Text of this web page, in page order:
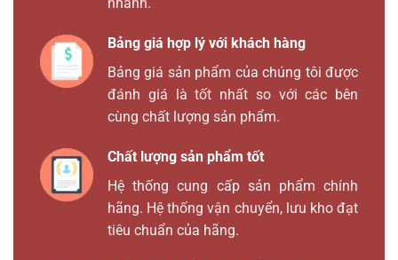
Bảng giá hợp lý với khách hàng
Bảng giá sản phẩm của chúng tôi được
đánh giá là tốt nhất so với các bên
cùng chất lượng sản phẩm.
Chất lượng sản phẩm tốt
Hệ thống cung cấp sản phẩm chính
hãng. Hệ thống vận chuyển, lưu kho đạt
tiêu chuẩn của hãng.